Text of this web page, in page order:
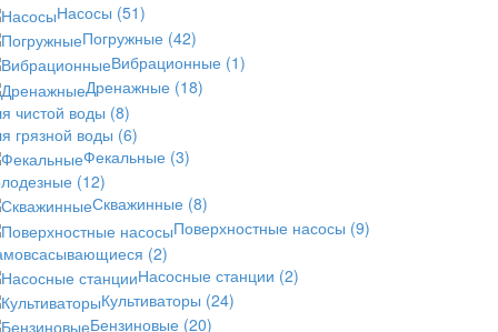
Насосы (51)
Погружные (42)
Вибрационные (1)
Дренажные (18)
чистой воды (8)
грязной воды (6)
Фекальные (3)
(12)
Скважинные (8)
Поверхностные насосы (9)
(2)
Насосные станции (2)
Культиваторы (24)
Бензиновые (20)